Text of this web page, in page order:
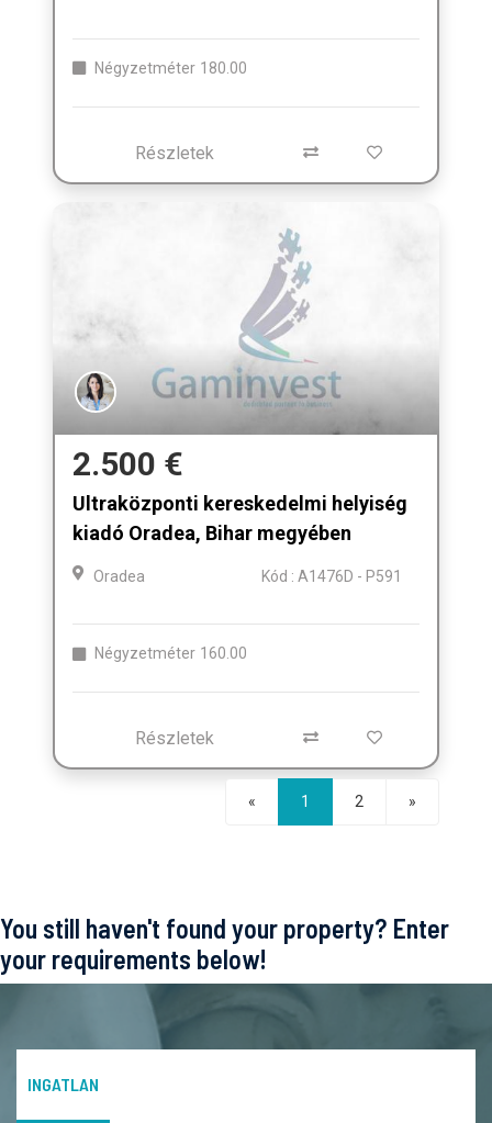
Négyzetméter 180.00
Részletek
2.500 €
Ultraközponti kereskedelmi helyiség
kiadó Oradea, Bihar megyében
Oradea Kód : A1476D - P591
Négyzetméter 160.00
Részletek
« 1 2 »
You still haven't found your property? Enter
your requirements below!
INGATLAN